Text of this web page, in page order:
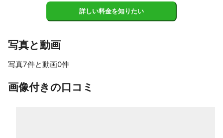
る真の情報であると考えています。
どの業者に依頼しようかと迷われたときの参考としてご覧くださ
一台、一台のエアコンを丁寧に時間を掛けてクリーニングを行う
お客さまとのご縁を大切にお仕事を続けさせていただければと思
私の知識や技術が皆さまのお役に立てれば幸いです。
詳しい料金を知りたい
写真と動画
写真7件と動画0件
画像付きの口コミ